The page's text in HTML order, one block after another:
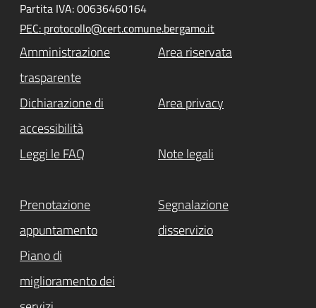
Partita IVA: 00636460164
PEC: protocollo@cert.comune.bergamo.it
Amministrazione
trasparente
Area riservata
Dichiarazione di
accessibilità
Area privacy
Leggi le FAQ Note legali
Prenotazione
appuntamento
Segnalazione
disservizio
Piano di
miglioramento dei